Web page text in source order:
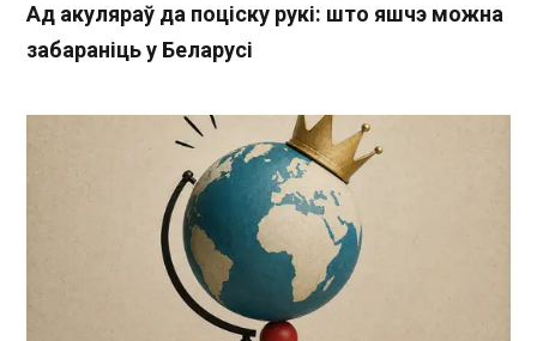
Ад акуляраў да поціску рукі: што яшчэ можна
забараніць у Беларусі